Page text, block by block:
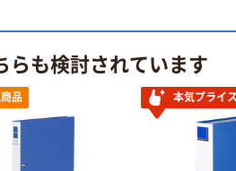
らも検討されています
品 本気プライス